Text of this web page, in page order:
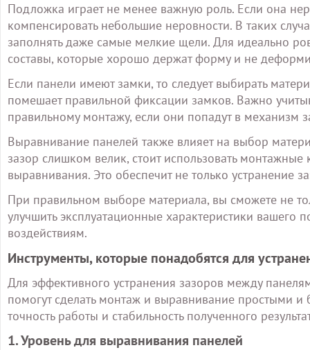
Подложка играет не менее важную роль. Если она
компенсировать небольшие неровности. В таких
заполнять даже самые мелкие щели. Для идеально
составы, которые хорошо держат форму и не
Если панели имеют замки, то следует выбирать
помешает правильной фиксации замков. Важно
правильному монтажу, если они попадут в механизм
Выравнивание панелей также влияет на выбор
зазор слишком велик, стоит использовать
выравнивания. Это обеспечит не только устранение
При правильном выборе материала, вы сможете не
улучшить эксплуатационные характеристики
воздействиям.
Инструменты, которые понадобятся для
Для эффективного устранения зазоров между
помогут сделать монтаж и выравнивание простыми
точность работы и стабильность полученного
1. Уровень для выравнивания панелей